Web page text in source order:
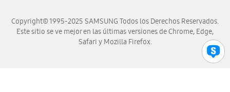
Copyright© 1995-2025 SAMSUNG Todos los Derechos Reservados.
Este sitio se ve mejor en las últimas versiones de Chrome, Edge,
Safari y Mozilla Firefox.